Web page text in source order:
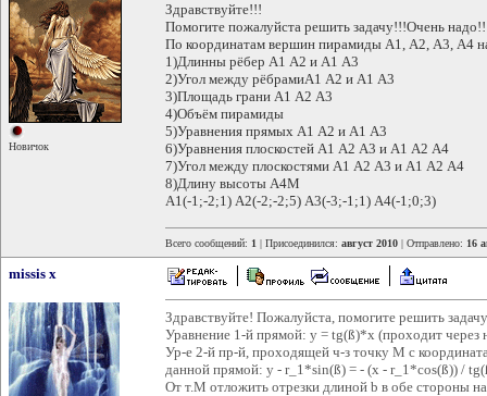
Новичок
Здравствуйте!!!
Помогите пожалуйста решить задачу!!!Очень
По координатам вершин пирамиды А1, А2, А3, А4
1)Длинны рёбер А1 А2 и А1 А3
2)Угол между рёбрамиА1 А2 и А1 А3
3)Площадь грани А1 А2 А3
4)Объём пирамиды
5)Уравнения прямых А1 А2 и А1 А3
6)Уравнения плоскостей А1 А2 А3 и А1 А2 А4
7)Угол между плоскостями А1 А2 А3 и А1 А2 А4
8)Длину высоты А4М
А1(-1;-2;1) А2(-2;-2;5) А3(-3;-1;1) А4(-1;0;3)
Всего сообщений: 1 | Присоединился: август 2010 | Отправлено: 16
missis x
Здравствуйте! Пожалуйста, помогите решить
Уравнение 1-й прямой: y = tg(ß)*x (проходит через
Ур-е 2-й пр-й, проходящей ч-з точку M с
данной прямой: y - r_1*sin(ß) = - (x - r_1*cos(ß)) /
От т.М отложить отрезки длиной b в обе стороны